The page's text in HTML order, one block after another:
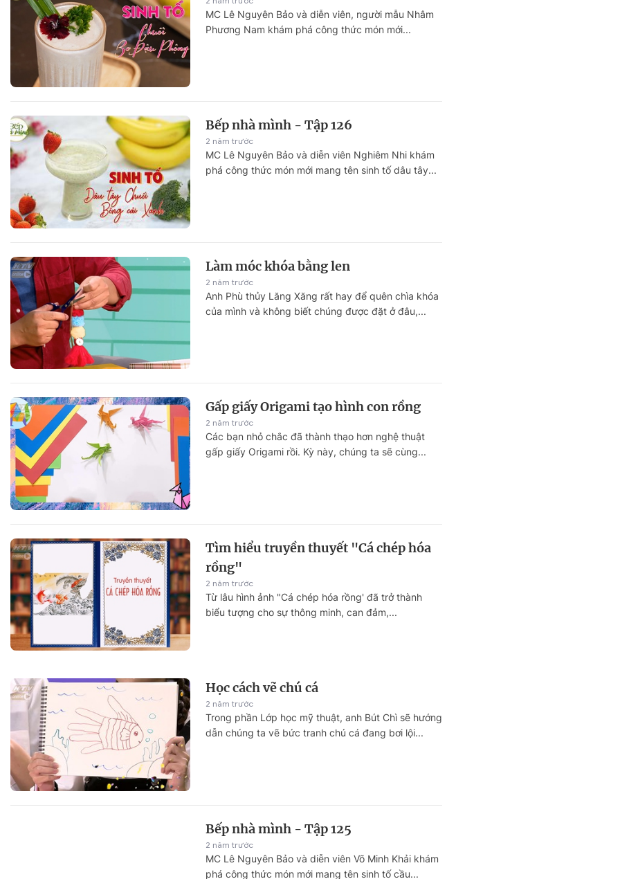
MC Lê Nguyên Bảo và diễn viên, người mẫu Nhâm
Phương Nam khám phá công thức món mới...
Bếp nhà mình - Tập 126
2 năm trước
MC Lê Nguyên Bảo và diễn viên Nghiêm Nhi khám
phá công thức món mới mang tên sinh tố dâu tây...
Làm móc khóa bằng len
2 năm trước
Anh Phù thủy Lăng Xăng rất hay để quên chìa khóa
của mình và không biết chúng được đặt ở đâu,...
Gấp giấy Origami tạo hình con rồng
2 năm trước
Các bạn nhỏ chắc đã thành thạo hơn nghệ thuật
gấp giấy Origami rồi. Kỳ này, chúng ta sẽ cùng...
Tìm hiểu truyền thuyết "Cá chép hóa
rồng"
2 năm trước
Từ lâu hình ảnh "Cá chép hóa rồng' đã trở thành
biểu tượng cho sự thông minh, can đảm,...
Học cách vẽ chú cá
2 năm trước
Trong phần Lớp học mỹ thuật, anh Bút Chì sẽ hướng
dẫn chúng ta vẽ bức tranh chú cá đang bơi lội...
Bếp nhà mình - Tập 125
2 năm trước
MC Lê Nguyên Bảo và diễn viên Võ Minh Khải khám
phá công thức món mới mang tên sinh tố cầu...